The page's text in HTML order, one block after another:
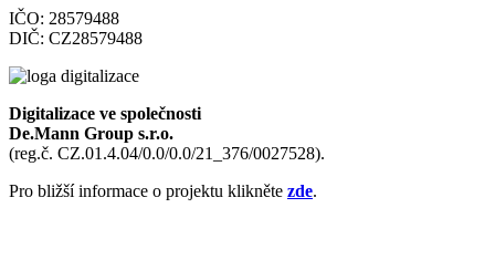
IČO: 28579488
DIČ: CZ28579488
Digitalizace ve společnosti
De.Mann Group s.r.o.
(reg.č. CZ.01.4.04/0.0/0.0/21_376/0027528).
Pro bližší informace o projektu klikněte zde.